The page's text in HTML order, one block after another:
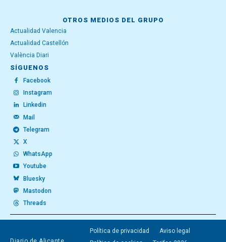
OTROS MEDIOS DEL GRUPO
Actualidad Valencia
Actualidad Castellón
València Diari
SÍGUENOS
Facebook
Instagram
Linkedin
Mail
Telegram
X
WhatsApp
Youtube
Bluesky
Mastodon
Threads
Política de privacidad
Aviso legal